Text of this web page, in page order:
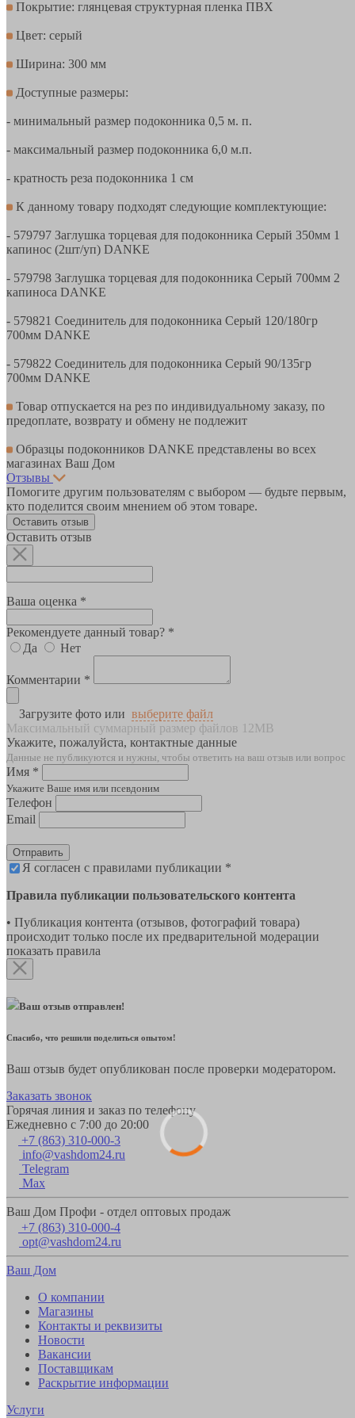
Покрытие: глянцевая структурная пленка ПВХ
Цвет: серый
Ширина: 300 мм
Доступные размеры:
- минимальный размер подоконника 0,5 м. п.
- максимальный размер подоконника 6,0 м.п.
- кратность реза подоконника 1 см
К данному товару подходят следующие комплектующие:
- 579797 Заглушка торцевая для подоконника Серый 350мм 1
капинос (2шт/уп) DANKE
- 579798 Заглушка торцевая для подоконника Серый 700мм 2
капиноса DANKE
- 579821 Соединитель для подоконника Серый 120/180гр
700мм DANKE
- 579822 Соединитель для подоконника Серый 90/135гр
700мм DANKE
Товар отпускается на рез по индивидуальному заказу, по
предоплате, возврату и обмену не подлежит
Образцы подоконников DANKE представлены во всех
магазинах Ваш Дом
Отзывы
Помогите другим пользователям с выбором — будьте первым,
кто поделится своим мнением об этом товаре.
Оставить отзыв
Оставить отзыв
Ваша оценка *
Рекомендуете данный товар? *
Да
Нет
Комментарии *
Загрузите фото или выберите файл
Максимальный суммарный размер файлов 12MB
Укажите, пожалуйста, контактные данные
Данные не публикуются и нужны, чтобы ответить на ваш отзыв или вопрос
Имя *
Укажите Ваше имя или псевдоним
Телефон
Email
Отправить
Я согласен с правилами публикации *
Правила публикации пользовательского контента
• Публикация контента (отзывов, фотографий товара)
происходит только после их предварительной модерации
показать правила
Ваш отзыв отправлен!
Спасибо, что решили поделиться опытом!
Ваш отзыв будет опубликован после проверки модератором.
Заказать звонок
Горячая линия и заказ по телефону
Ежедневно с 7:00 до 20:00
+7 (863) 310-000-3
info@vashdom24.ru
Telegram
Max
Ваш Дом Профи - отдел оптовых продаж
+7 (863) 310-000-4
opt@vashdom24.ru
Ваш Дом
О компании
Магазины
Контакты и реквизиты
Новости
Вакансии
Поставщикам
Раскрытие информации
Услуги